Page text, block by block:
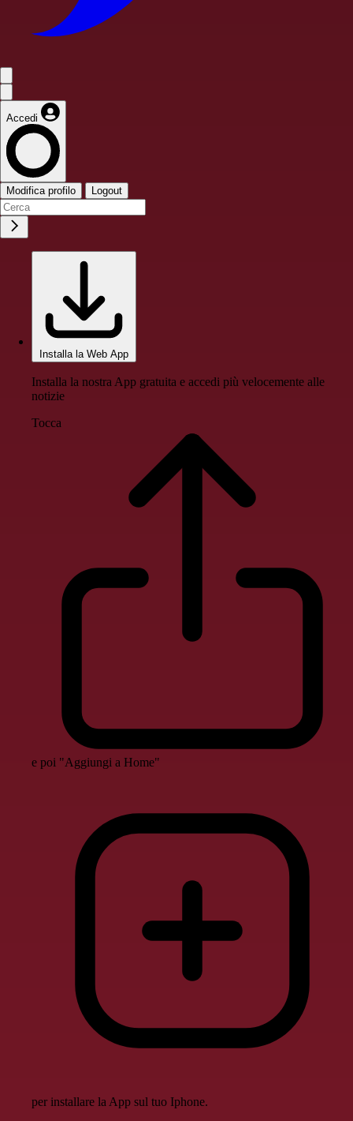
Accedi
Modifica profilo Logout
Installa la Web App
Installa la nostra App gratuita e accedi più velocemente alle
notizie
Tocca
e poi "Aggiungi a Home"
per installare la App sul tuo Iphone.